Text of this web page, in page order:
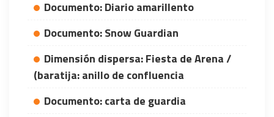
WHY JOIN THE CHANNEL?
Documento: Diario amarillento
Documento: Snow Guardian
Dimensión dispersa: Fiesta de Arena /
(baratija: anillo de confluencia
Documento: carta de guardia